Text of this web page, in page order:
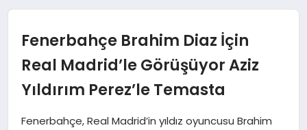
DÜNYA
EĞITIM
Fenerbahçe Brahim Diaz İçin
Real Madrid’le Görüşüyor Aziz
Yıldırım Perez’le Temasta
Fenerbahçe, Real Madrid’in yıldız oyuncusu Brahim